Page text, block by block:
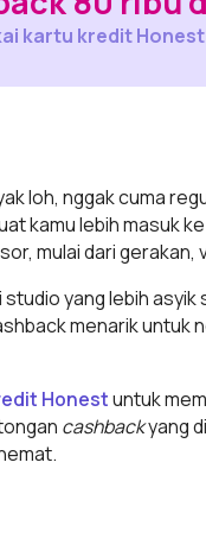
kartu kredit
loh, nggak cuma
kamu lebih masuk
mulai dari gerakan,
yang lebih
menarik untuk
Honestuntuk
cashbackyang